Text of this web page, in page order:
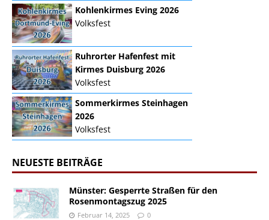
Kohlenkirmes Eving 2026
Volksfest
Ruhrorter Hafenfest mit
Kirmes Duisburg 2026
Volksfest
Sommerkirmes Steinhagen
2026
Volksfest
NEUESTE BEITRÄGE
Münster: Gesperrte Straßen für den
Rosenmontagszug 2025
Februar 14, 2025 0